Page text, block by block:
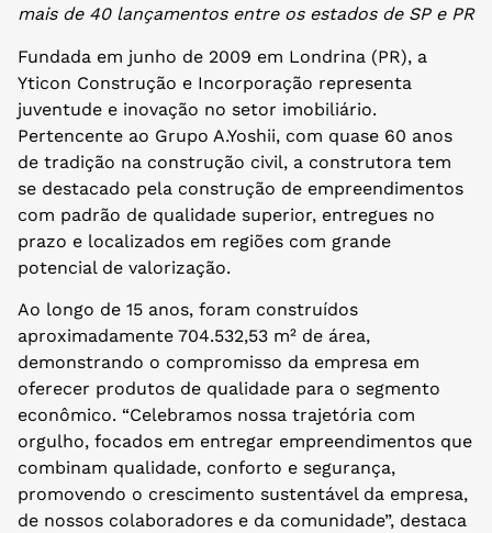
mais de 40 lançamentos entre os estados de SP e PR
Fundada em junho de 2009 em Londrina (PR), a
Yticon Construção e Incorporação representa
juventude e inovação no setor imobiliário.
Pertencente ao Grupo A.Yoshii, com quase 60 anos
de tradição na construção civil, a construtora tem
se destacado pela construção de empreendimentos
com padrão de qualidade superior, entregues no
prazo e localizados em regiões com grande
potencial de valorização.
Ao longo de 15 anos, foram construídos
aproximadamente 704.532,53 m² de área,
demonstrando o compromisso da empresa em
oferecer produtos de qualidade para o segmento
econômico. “Celebramos nossa trajetória com
orgulho, focados em entregar empreendimentos que
combinam qualidade, conforto e segurança,
promovendo o crescimento sustentável da empresa,
de nossos colaboradores e da comunidade”, destaca